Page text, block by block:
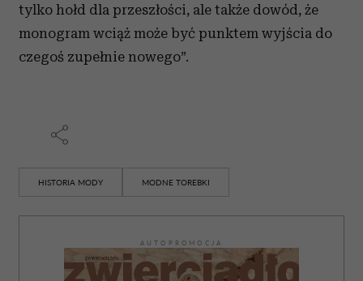
tylko hołd dla przeszłości, ale także dowód, że
monogram wciąż może być punktem wyjścia do
czegoś zupełnie nowego”.
HISTORIA MODY MODNE TOREBKI
AUTOPROMOCJA